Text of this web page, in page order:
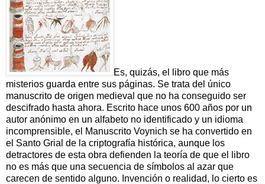
Es, quizás, el libro que más
misterios guarda entre sus páginas. Se trata del único
manuscrito de origen medieval que no ha conseguido ser
descifrado hasta ahora. Escrito hace unos 600 años por un
autor anónimo en un alfabeto no identificado y un idioma
incomprensible, el Manuscrito Voynich se ha convertido en
el Santo Grial de la criptografía histórica, aunque los
detractores de esta obra defienden la teoría de que el libro
no es más que una secuencia de símbolos al azar que
carecen de sentido alguno. Invención o realidad, lo cierto es